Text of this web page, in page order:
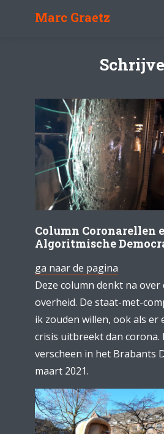
Marc Graetz
Column Coronarellen
Algoritmische
ga naar de pagina
Deze column denkt na over
overheid. De staat-met-
ik zouden willen, ook als er
crisis uitbreekt dan corona.
verscheen in het Brabants
maart 2021.